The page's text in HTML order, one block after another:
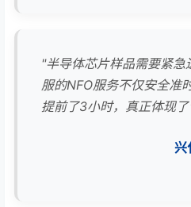
"半导体芯片样品需要紧
服的NFO服务不仅安全准
提前了3小时，真正体现
兴